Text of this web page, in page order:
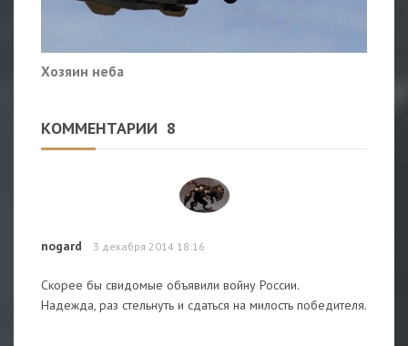
Хозяин неба
КОММЕНТАРИИ 8
nogard 3 декабря 2014 18:16
Скорее бы свидомые объявили войну России.
Надежда, раз стельнуть и сдаться на милость победителя.